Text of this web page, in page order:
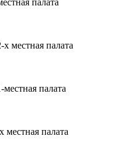
местная палата
палата
местная палата